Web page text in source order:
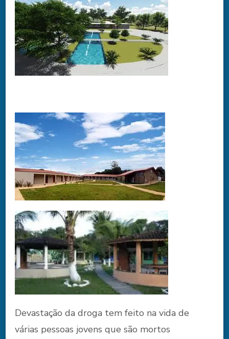
Devastação da droga tem feito na vida de
várias pessoas jovens que são mortos